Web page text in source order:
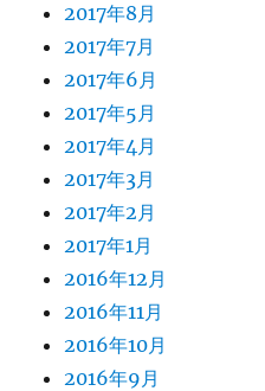
2017年8月
2017年7月
2017年6月
2017年5月
2017年4月
2017年3月
2017年2月
2017年1月
2016年12月
2016年11月
2016年10月
2016年9月